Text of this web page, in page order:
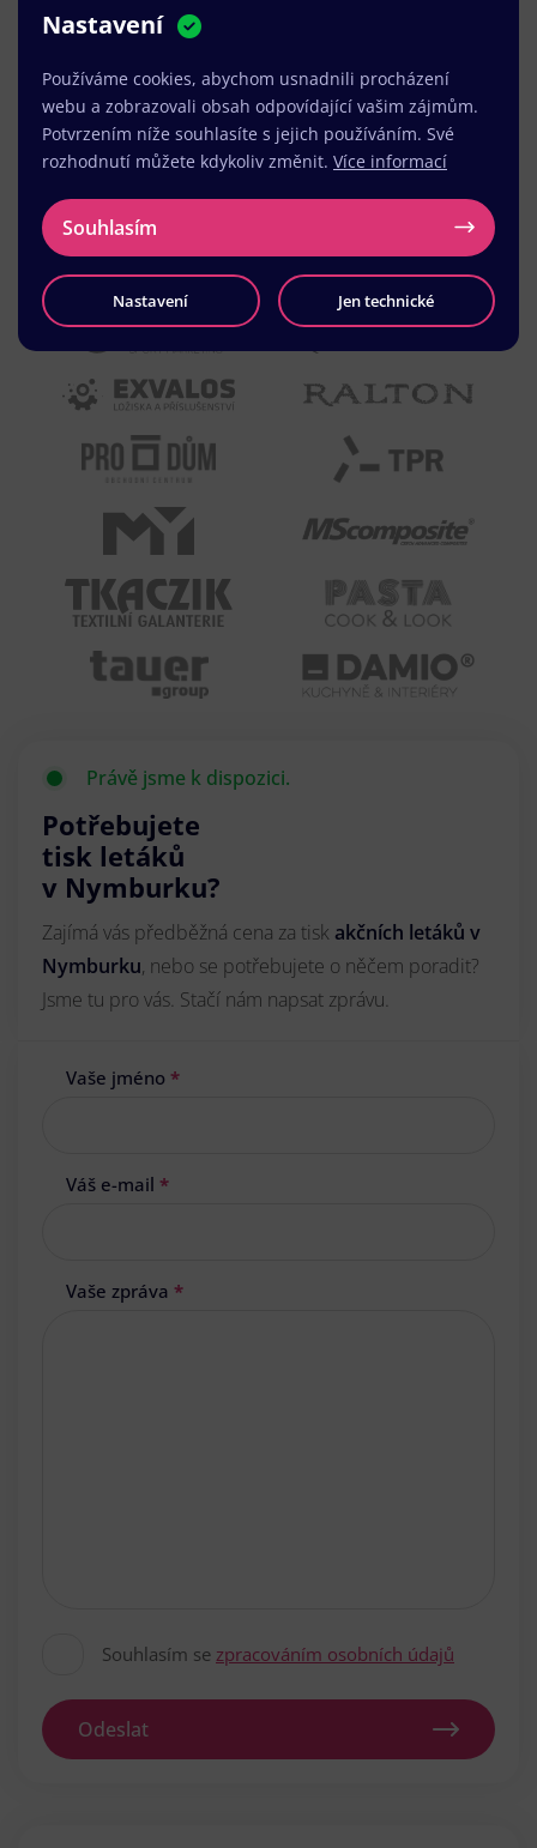
VENART s.r.o.
Právě jsme k dispozici.
Potřebujete
tisk letáků
v Nymburku?
Zajímá vás předběžná cena za tisk akčních letáků v
Nymburku, nebo se potřebujete o něčem poradit?
Jsme tu pro vás. Stačí nám napsat zprávu.
Vaše jméno *
Váš e-mail *
Vaše zpráva *
Souhlasím se zpracováním osobních údajů
Odeslat
Nastavení
Používáme cookies, abychom usnadnili procházení
webu a zobrazovali obsah odpovídající vašim zájmům.
Potvrzením níže souhlasíte s jejich používáním. Své
rozhodnutí můžete kdykoliv změnit. Více informací
Souhlasím
Nastavení Jen technické